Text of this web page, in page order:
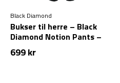
Black Diamond
Bukser til herre – Black
Diamond Notion Pants –
Sort
699kr